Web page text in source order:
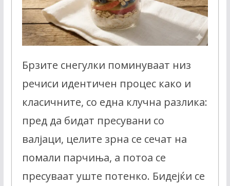
Брзите снегулки поминуваат низ
речиси идентичен процес како и
класичните, со една клучна разлика:
пред да бидат пресувани со
валјаци, целите зрна се сечат на
помали парчиња, а потоа се
пресуваат уште потенко. Бидејќи се